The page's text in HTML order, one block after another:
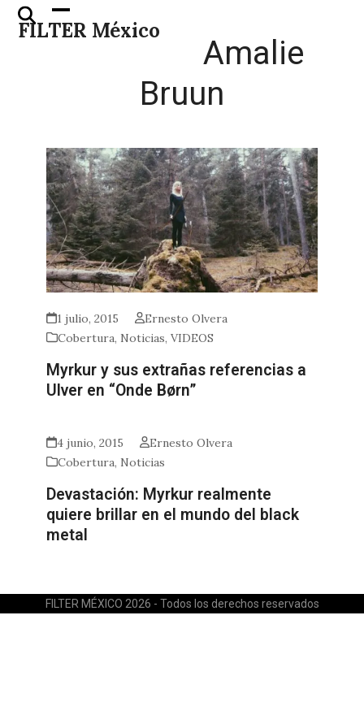
Skip
FILTER México
Open
mobile
Close
mobile
Amalie
Bruun
1 julio, 2015
Ernesto Olvera
Cobertura, Noticias,VIDEOS
Myrkur y sus extrañas referencias a
Ulver en “Onde Børn”
4 junio, 2015
Ernesto Olvera
Cobertura, Noticias
Devastación: Myrkur realmente
quiere brillar en el mundo del black
metal
FILTER MÉXICO 2026 - Todos los derechos reservados